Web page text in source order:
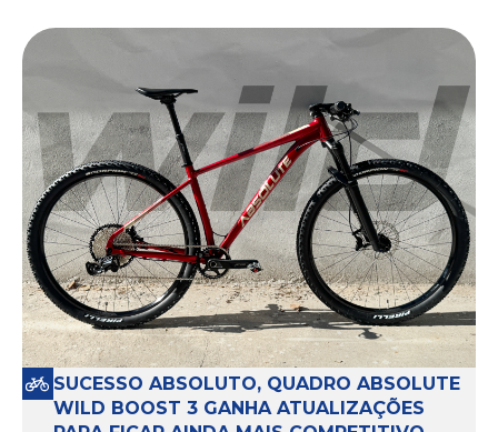
SUCESSO ABSOLUTO, QUADRO ABSOLUTE
WILD BOOST 3 GANHA ATUALIZAÇÕES